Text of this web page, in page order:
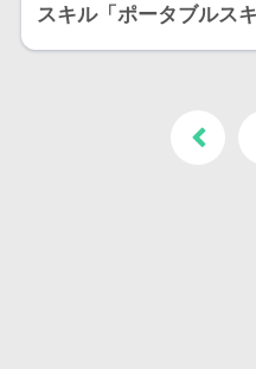
スキル「ポータブルス